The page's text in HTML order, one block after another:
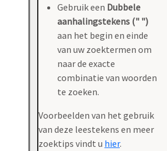
Gebruik een Dubbele
aanhalingstekens (" ")
aan het begin en einde
van uw zoektermen om
naar de exacte
combinatie van woorden
te zoeken.
Voorbeelden van het gebruik
van deze leestekens en meer
zoektips vindt u hier.